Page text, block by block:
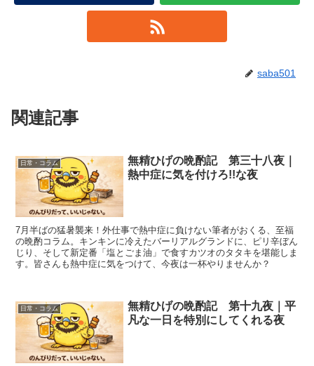
saba501
関連記事
日常・コラム
無精ひげの晩酌記 第三十八夜｜
熱中症に気を付けろ!!な夜
7月半ばの猛暑襲来！外仕事で熱中症に負けない筆者がおくる、至福
の晩酌コラム。キンキンに冷えたバーリアルグランドに、ピリ辛ぼん
じり、そして新定番「塩とごま油」で食すカツオのタタキを堪能しま
す。皆さんも熱中症に気をつけて、今夜は一杯やりませんか？
日常・コラム
無精ひげの晩酌記 第十九夜｜平
凡な一日を特別にしてくれる夜